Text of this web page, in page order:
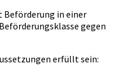
Beförderung in einer
gegen
erfüllt sein: